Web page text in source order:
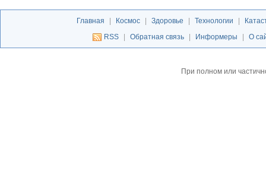
Главная Космос Здоровье Технологии
RSS
Обратная связь Информеры О
При полном или